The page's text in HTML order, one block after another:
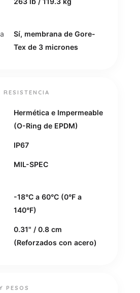
Sí, membrana de Gore-
Tex de 3 micrones
RESISTENCIA
Hermética e Impermeable
(O-Ring de EPDM)
IP67
MIL-SPEC
-18°C a 60°C (0°F a
140°F)
0.31" / 0.8 cm
(Reforzados con acero)
PESOS